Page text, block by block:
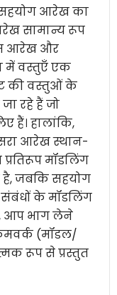
सहयोग आरेख का
सामान्य रूप
आरेख और
में वस्तुएँ एक
की वस्तुओं के
रहे हैं जो
हैं। हालांकि,
आरेख स्थान-
मॉडलिंग
है, जबकि सहयोग
के मॉडलिंग
आप भाग लेने
(मॉडल/
रूप से प्रस्तुत